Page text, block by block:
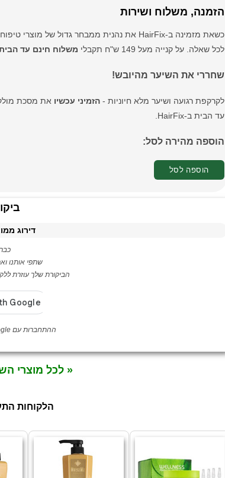
הזמנה, משלוח ושירות
כשאת מזמינה ב-HairFix את נהנית ממבחר גדול של מוצרי טיפוח מקצועיים לשיער,
לכל שאלה. על קנייה מעל 149 ש"ח תקבלי
משלוח חינם עד
שחררי את השיער מהיובש!
לקרקפת רגועה ושיער מלא חיוניות -הזמיני עכשיו את מסכת
עד הבית ב-HairFix.
הוספה מהירה לסל:
הוספה לסל
דירוג
שתפי אותנו
הביקורת שלך עוזרת
ההתחברות עם Google משמשת לאימות לקוחה בלבד
« לכל מוצרי
הלקוחות